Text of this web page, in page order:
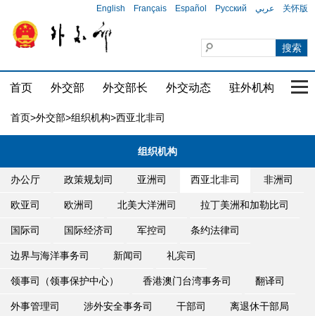
English Français Español Русский عربي 关怀版
首页 外交部 外交部长 外交动态 驻外机构 国
首页>外交部>组织机构>西亚北非司
组织机构
办公厅 政策规划司 亚洲司 西亚北非司 非洲司
欧亚司 欧洲司 北美大洋洲司 拉丁美洲和加勒比司
国际司 国际经济司 军控司 条约法律司
边界与海洋事务司 新闻司 礼宾司
领事司（领事保护中心） 香港澳门台湾事务司 翻译司
外事管理司 涉外安全事务司 干部司 离退休干部局